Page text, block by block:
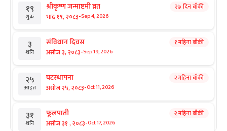
१९
शुक्र
श्रीकृष्ण जन्माष्टमी व्रत
भाद्र १९, २०८३-Sep 4, 2026
२७ दिन बाँकी
३
शनि
संविधान दिवस
असोज ३, २०८३-Sep 19, 2026
१ महिना बाँकी
२५
आइत
घटस्थापना
असोज २५, २०८३-Oct 11, 2026
२ महिना बाँकी
३१
शनि
फूलपाती
असोज ३१ , २०८३-Oct 17, 2026
२ महिना बाँकी